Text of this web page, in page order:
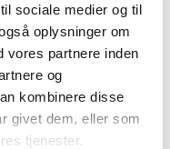
sociale medier og til
oplysninger om
vores partnere inden
og
kombinere disse
givet dem, eller som
tjenester.